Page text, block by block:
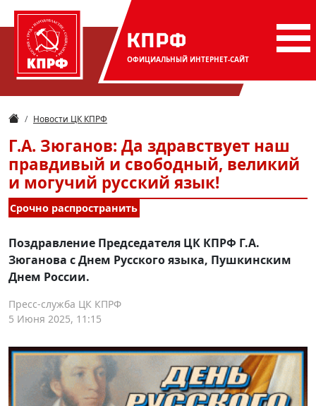
КПРФ
ОФИЦИАЛЬНЫЙ ИНТЕРНЕТ-САЙТ
Новости ЦК КПРФ
Г.А. Зюганов: Да здравствует наш
правдивый и свободный, великий
и могучий русский язык!
Срочно распространить
Поздравление Председателя ЦК КПРФ Г.А.
Зюганова с Днем Русского языка, Пушкинским
Днем России.
Пресс-служба ЦК КПРФ
5 Июня 2025, 11:15